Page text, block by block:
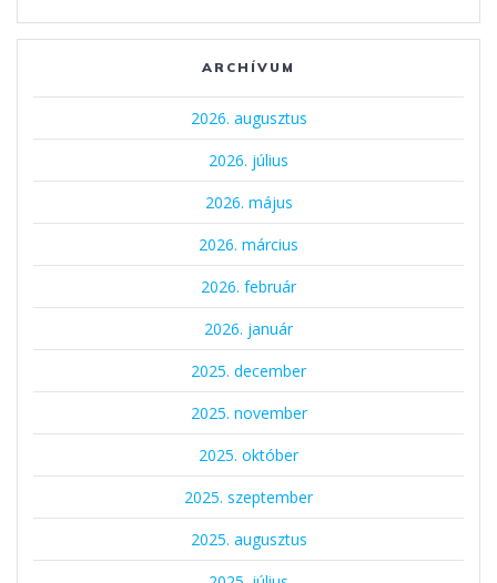
ARCHÍVUM
2026. augusztus
2026. július
2026. május
2026. március
2026. február
2026. január
2025. december
2025. november
2025. október
2025. szeptember
2025. augusztus